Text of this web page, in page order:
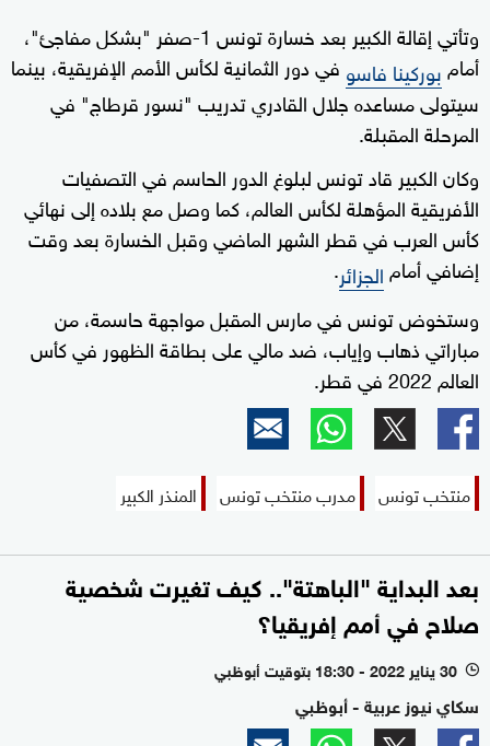
وتأتي إقالة الكبير بعد خسارة تونس 1-صفر "بشكل مفاجئ"،
أمامبوركينا فاسو في دور الثمانية لكأس الأمم الإفريقية، بينما
سيتولى مساعده جلال القادري تدريب "نسور قرطاج" في
المرحلة المقبلة.
وكان الكبير قاد تونس لبلوغ الدور الحاسم في التصفيات
الأفريقية المؤهلة لكأس العالم، كما وصل مع بلاده إلى نهائي
كأس العرب في قطر الشهر الماضي وقبل الخسارة بعد وقت
إضافي أمامالجزائر.
وستخوض تونس في مارس المقبل مواجهة حاسمة، من
مباراتي ذهاب وإياب، ضد مالي على بطاقة الظهور في كأس
العالم 2022 في قطر.
منتخب تونس مدرب منتخب تونس المنذر الكبير
بعد البداية "الباهتة".. كيف تغيرت شخصية
صلاح في أمم إفريقيا؟
l 30 يناير 2022 - 18:30 بتوقيت أبوظبي
سكاي نيوز عربية - أبوظبي